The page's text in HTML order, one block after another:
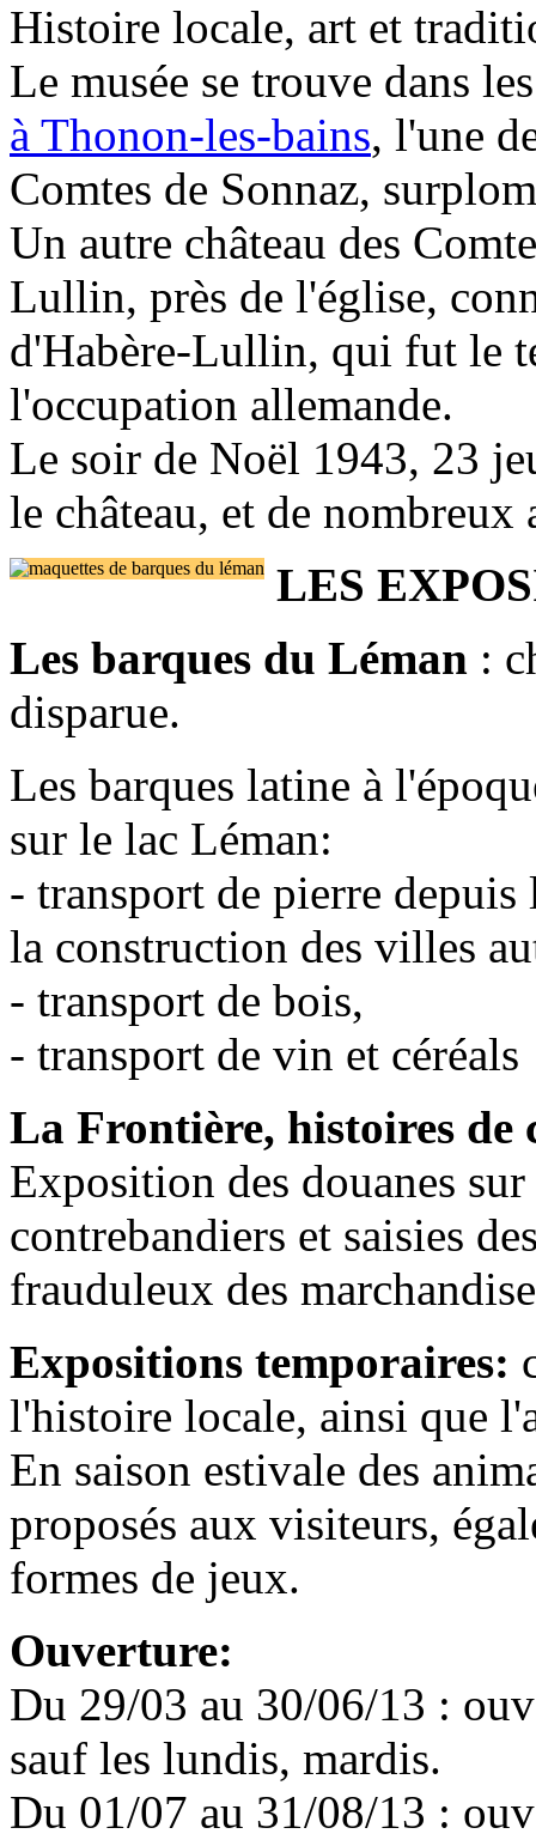
Histoire locale, art et
Le musée se trouve dans
à Thonon-les-bains, l'une
Comtes de Sonnaz,
Un autre château des
Lullin, près de l'église,
d'Habère-Lullin, qui fut le
l'occupation allemande.
Le soir de Noël 1943, 23
le château, et de nombreux
LES
Les barques du Léman :
disparue.
Les barques latine à
sur le lac Léman:
- transport de pierre
la construction des villes
- transport de bois,
- transport de vin et céréals
La Frontière, histoires de
Exposition des douanes
contrebandiers et saisies
frauduleux des
Expositions temporaires:
l'histoire locale, ainsi que
En saison estivale des
proposés aux visiteurs,
formes de jeux.
Ouverture:
Du 29/03 au 30/06/13 :
sauf les lundis, mardis.
Du 01/07 au 31/08/13 :